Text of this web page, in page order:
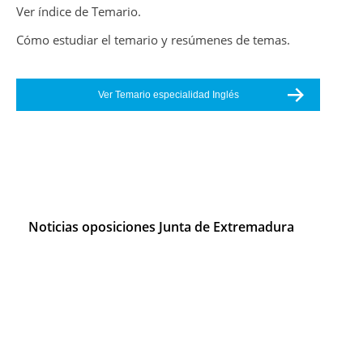
Ver índice de Temario.
Cómo estudiar el temario y resúmenes de temas.
Ver Temario especialidad Inglés
Noticias oposiciones Junta de Extremadura